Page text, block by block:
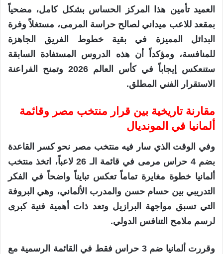
العميد تأمين هذا المركز الحساس بشكل كامل، مضحياً
بمقعد للاعب ميداني لصالح حراسة المرمى، مستغلاً وفرة
البدائل المميزة في بقية خطوط الفريق الجاهزة
للمنافسة، ومؤكداً أن هذه الدروس المستفادة السابقة
ستنعكس إيجاباً في كأس العالم 2026 وتمنح الفراعنة
الاستقرار الفني المطلق.
مقارنة تاريخية بين قرار منتخب مصر وقائمة
ألمانيا في المونديال
وفي الوقت الذي سار فيه منتخب مصر نحو كسر القاعدة
بضم 4 حراس مرمى في قائمة الـ 26 لاعباً، اتخذ منتخب
ألمانيا خطوة مغايرة تماماً تعكس تبايناً واضحاً في الفكر
التدريبي بين حسام حسن والمدرب الألماني، وهي البروفة
التي تسبق مواجهة البرازيل وتعد ذات أهمية فنية كبرى
لرسم ملامح التنافس الدولي.
وقررت ألمانيا ضم 3 حراس فقط في القائمة الرسمية مع